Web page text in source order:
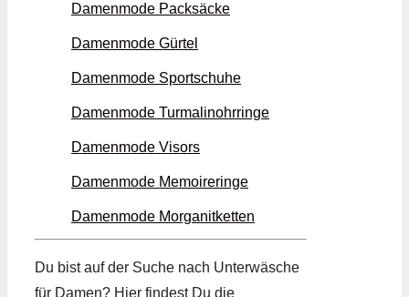
Damenmode Packsäcke
Damenmode Gürtel
Damenmode Sport­schuhe
Damenmode Turmalin­ohrringe
Damenmode Visors
Damenmode Memoire­ringe
Damenmode Morganit­ketten
Du bist auf der Suche nach Unter­wäsche
für Damen? Hier findest Du die